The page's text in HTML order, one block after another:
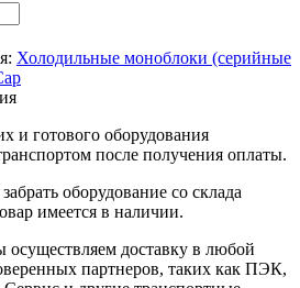
Холодильные моноблоки (серийные
и готового оборудования
после получения оплаты.
оборудование со склада
имеется в наличии.
осуществляем доставку в любой
партнеров, таких как ПЭК,